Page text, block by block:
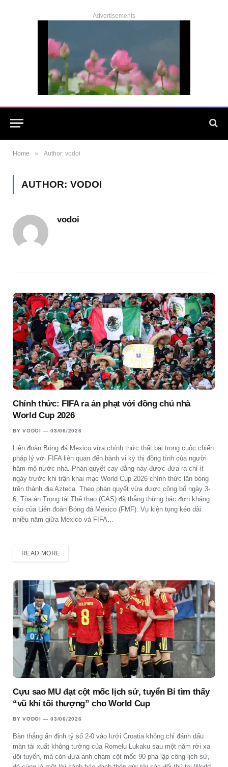
Advertisements
Home » Author: vodoi
AUTHOR: VODOI
vodoi
Chính thức: FIFA ra án phạt với đồng chủ nhà
World Cup 2026
BY VODOI 03/06/2026
Liên đoàn Bóng đá Mexico vừa chính thức thất bại trong cuộc chiến
pháp lý với FIFA liên quan đến hành vi kỳ thị đồng tính của người
hâm mộ nước nhà. Phán quyết cay đắng này được đưa ra chỉ ít
ngày trước khi trận khai mạc World Cup 2026 chính thức lăn bóng
trên thánh địa Azteca. Theo phán quyết vừa được công bố ngày 3-
6, Tòa án Trọng tài Thể thao (CAS) đã thẳng thừng bác đơn kháng
cáo của Liên đoàn Bóng đá Mexico (FMF). Vụ kiện tụng kéo dài
nhiều năm giữa Mexico và FIFA…
READ MORE
Cựu sao MU đạt cột mốc lịch sử, tuyển Bỉ tìm thấy
“vũ khí tối thượng” cho World Cup
BY VODOI 03/06/2026
Bàn thắng ấn định tỷ số 2-0 vào lưới Croatia không chỉ đánh dấu
màn tái xuất không tưởng của Romelu Lukaku sau một năm rời xa
đội tuyển, mà còn đưa anh chạm cột mốc 90 pha lập công lịch sử,